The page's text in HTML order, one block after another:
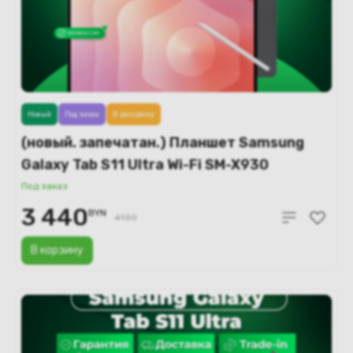
(новый. запечатан.) Планшет Samsung
Galaxy Tab S11 Ultra Wi-Fi SM-X930
12GB/512GB (серый)
Под заказ
В корзину
Новый Под заказ В рассрочку
3 440BYN 4130